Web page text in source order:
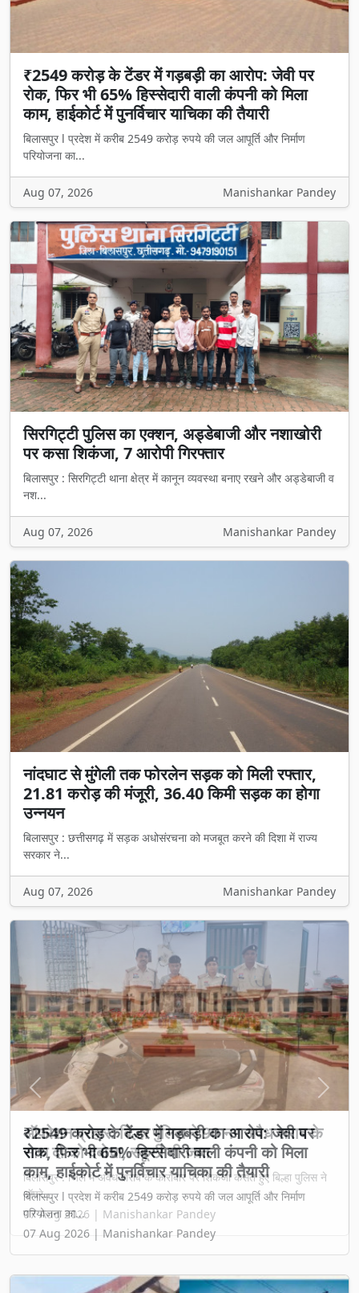
₹2549 करोड़ के टेंडर में गड़बड़ी का आरोप: जेवी पर
रोक, फिर भी 65% हिस्सेदारी वाली कंपनी को मिला
काम, हाईकोर्ट में पुनर्विचार याचिका की तैयारी
बिलासपुर l प्रदेश में करीब 2549 करोड़ रुपये की जल आपूर्ति और निर्माण
परियोजना का...
Aug 07, 2026 Manishankar Pandey
सिरगिट्टी पुलिस का एक्शन, अड्डेबाजी और नशाखोरी
पर कसा शिकंजा, 7 आरोपी गिरफ्तार
बिलासपुर : सिरगिट्टी थाना क्षेत्र में कानून व्यवस्था बनाए रखने और अड्डेबाजी व
नश...
Aug 07, 2026 Manishankar Pandey
नांदघाट से मुंगेली तक फोरलेन सड़क को मिली रफ्तार,
21.81 करोड़ की मंजूरी, 36.40 किमी सड़क का होगा
उन्नयन
बिलासपुर : छत्तीसगढ़ में सड़क अधोसंरचना को मजबूत करने की दिशा में राज्य
सरकार ने...
Aug 07, 2026 Manishankar Pandey
₹2549 करोड़ के टेंडर में गड़बड़ी का आरोप: जेवी पर
रोक, फिर भी 65% हिस्सेदारी वाली कंपनी को मिला
काम, हाईकोर्ट में पुनर्विचार याचिका की तैयारी
बिलासपुर l प्रदेश में करीब 2549 करोड़ रुपये की जल आपूर्ति और निर्माण
परियोजना का...
07 Aug 2026 | Manishankar Pandey
Previous Next